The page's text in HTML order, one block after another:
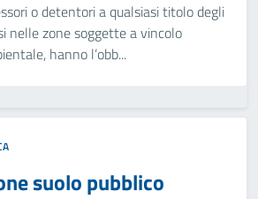
o detentori a qualsiasi titolo degli
nelle zone soggette a vincolo
hanno l’obb...
suolo pubblico